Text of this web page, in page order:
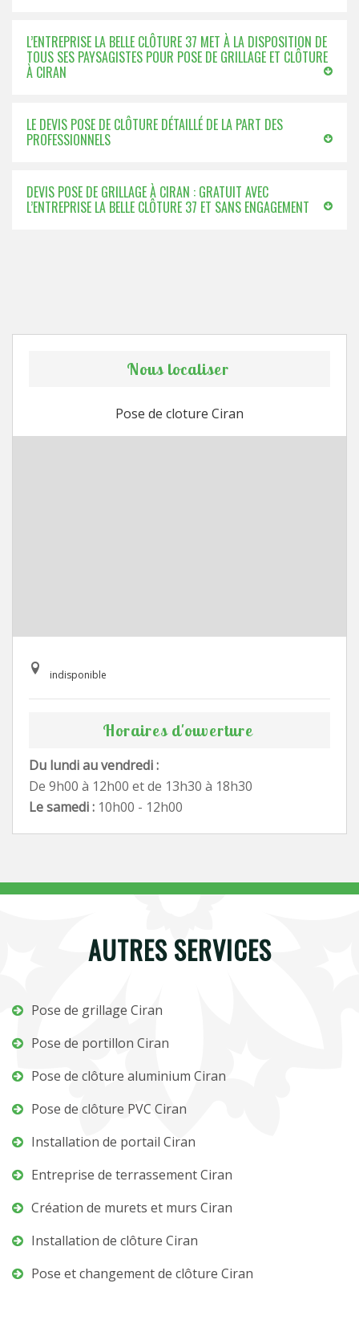
L’ENTREPRISE LA BELLE CLÔTURE 37 MET À LA DISPOSITION DE
TOUS SES PAYSAGISTES POUR POSE DE GRILLAGE ET CLÔTURE
À CIRAN
LE DEVIS POSE DE CLÔTURE DÉTAILLÉ DE LA PART DES
PROFESSIONNELS
DEVIS POSE DE GRILLAGE À CIRAN : GRATUIT AVEC
L’ENTREPRISE LA BELLE CLÔTURE 37 ET SANS ENGAGEMENT
Nous localiser
Pose de cloture Ciran
indisponible
Horaires d'ouverture
Du lundi au vendredi :
De 9h00 à 12h00 et de 13h30 à 18h30
Le samedi : 10h00 - 12h00
AUTRES SERVICES
Pose de grillage Ciran
Pose de portillon Ciran
Pose de clôture aluminium Ciran
Pose de clôture PVC Ciran
Installation de portail Ciran
Entreprise de terrassement Ciran
Création de murets et murs Ciran
Installation de clôture Ciran
Pose et changement de clôture Ciran